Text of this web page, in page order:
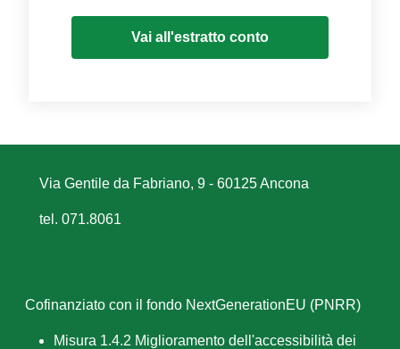
Vai all'estratto conto
Via Gentile da Fabriano, 9 - 60125 Ancona
tel. 071.8061
Cofinanziato con il fondo NextGenerationEU (PNRR)
Misura 1.4.2 Miglioramento dell'accessibilità dei